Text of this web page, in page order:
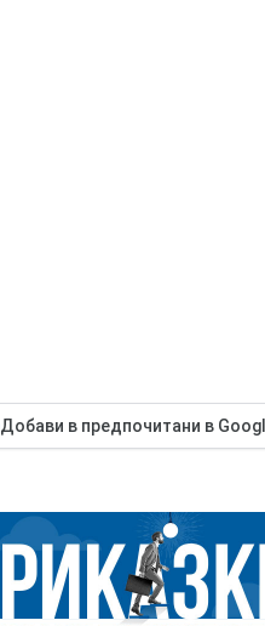
Добави в предпочитани в